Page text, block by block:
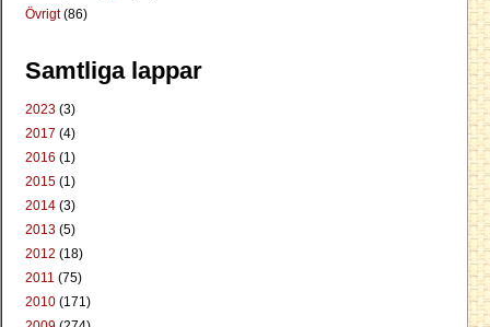
Övrigt(86)
Samtliga lappar
2023 (3)
2017 (4)
2016 (1)
2015 (1)
2014 (3)
2013 (5)
2012 (18)
2011 (75)
2010 (171)